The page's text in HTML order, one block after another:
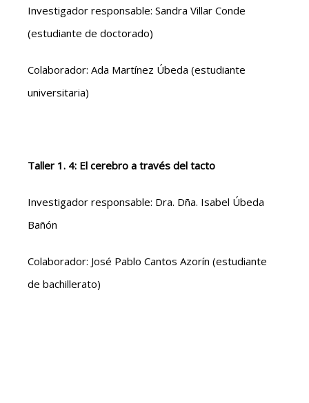
Investigador responsable: Sandra Villar Conde
(estudiante de doctorado)
Colaborador: Ada Martínez Úbeda (estudiante
universitaria)
Taller 1. 4: El cerebro a través del tacto
Investigador responsable: Dra. Dña. Isabel Úbeda
Bañón
Colaborador: José Pablo Cantos Azorín (estudiante
de bachillerato)